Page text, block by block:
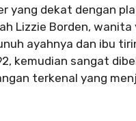
yang dekat dengan
Lizzie Borden, wanita
ayahnya dan ibu
kemudian sangat
terkenal yang